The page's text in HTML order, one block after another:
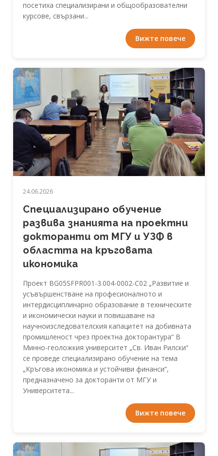
посетиха специализирани и общообразователни
курсове, свързани...
Вижте повече
24.06.2026
Специализирано обучение
развива знанията на проектни
докторанти от МГУ и УЗФ в
областта на кръговата
икономика
Проект BG05SFPR001-3.004-0002-C02 „Развитие и
усъвършенстване на професионалното и
интердисциплинарно образование в техническите
и икономически науки и повишаване на
научноизследователския капацитет на добивната
промишленост чрез проектна докторантура“ В
Минно-геоложкия университет „Св. Иван Рилски“
се проведе специализирано обучение на тема
„Кръгова икономика и устойчиви финанси“,
предназначено за докторанти от МГУ и
Университета...
Вижте повече